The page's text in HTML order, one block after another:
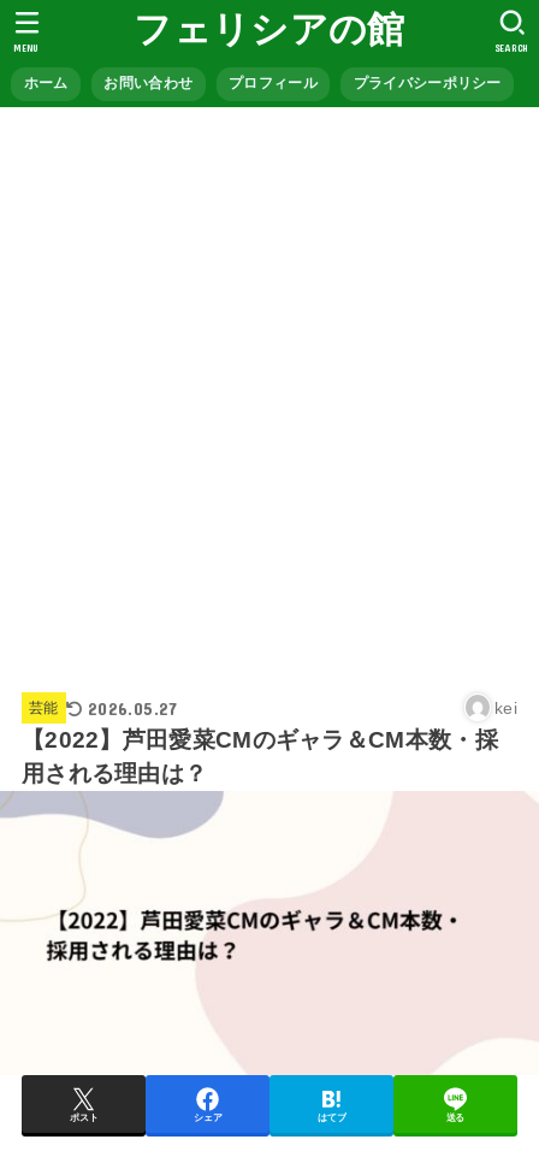
フェリシアの館
ホーム お問い合わせ プロフィール プライバシーポリシー
SEARCH
MENU
芸能 2026.05.27 kei
【2022】芦田愛菜CMのギャラ＆CM本数・採
用される理由は？
ポスト シェア はてブ 送る